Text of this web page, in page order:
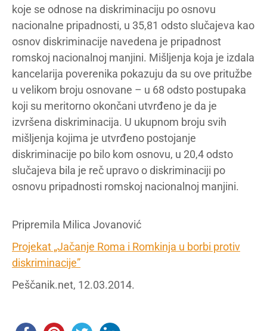
koje se odnose na diskriminaciju po osnovu
nacionalne pripadnosti, u 35,81 odsto slučajeva kao
osnov diskriminacije navedena je pripadnost
romskoj nacionalnoj manjini. Mišljenja koja je izdala
kancelarija poverenika pokazuju da su ove pritužbe
u velikom broju osnovane – u 68 odsto postupaka
koji su meritorno okončani utvrđeno je da je
izvršena diskriminacija. U ukupnom broju svih
mišljenja kojima je utvrđeno postojanje
diskriminacije po bilo kom osnovu, u 20,4 odsto
slučajeva bila je reč upravo o diskriminaciji po
osnovu pripadnosti romskoj nacionalnoj manjini.
Pripremila Milica Jovanović
Projekat „Jačanje Roma i Romkinja u borbi protiv
diskriminacije”
Peščanik.net, 12.03.2014.